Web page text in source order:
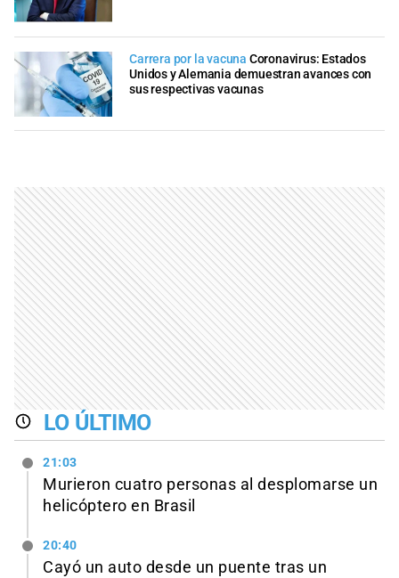
Carrera por la vacuna Coronavirus: Estados
Unidos y Alemania demuestran avances con
sus respectivas vacunas
LO ÚLTIMO
21:03
Murieron cuatro personas al desplomarse un
helicóptero en Brasil
20:40
Cayó un auto desde un puente tras un